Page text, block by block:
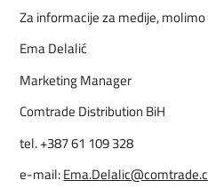
Za informacije za medije,
Ema Delalić
Marketing Manager
Comtrade Distribution BiH
tel. +387 61 109 328
e-mail: